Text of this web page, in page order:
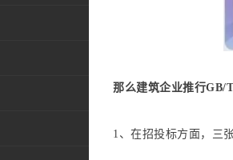
那么建筑企业推行GB/
1、在招投标方面，三